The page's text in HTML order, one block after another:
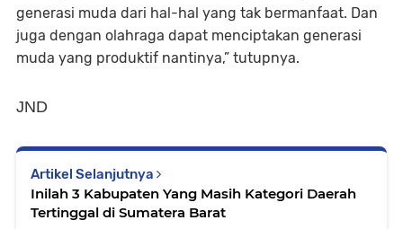
generasi muda dari hal-hal yang tak bermanfaat. Dan
juga dengan olahraga dapat menciptakan generasi
muda yang produktif nantinya,” tutupnya.
JND
Artikel Selanjutnya
Inilah 3 Kabupaten Yang Masih Kategori Daerah
Tertinggal di Sumatera Barat